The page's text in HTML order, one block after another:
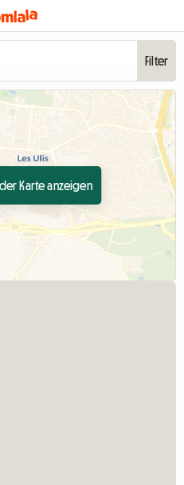
Filter
Karte anzeigen